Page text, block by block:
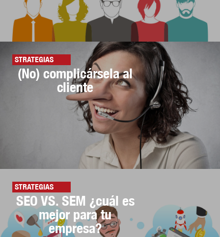
STRATEGIAS
(No) complicársela al
cliente
STRATEGIAS
SEO VS. SEM ¿cuál es
mejor para tu
empresa?